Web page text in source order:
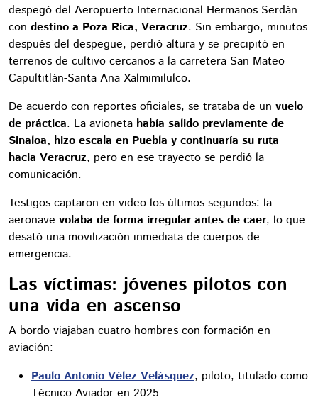
despegó del Aeropuerto Internacional Hermanos Serdán
con destino a Poza Rica, Veracruz. Sin embargo, minutos
después del despegue, perdió altura y se precipitó en
terrenos de cultivo cercanos a la carretera San Mateo
Capultitlán-Santa Ana Xalmimilulco.
De acuerdo con reportes oficiales, se trataba de un vuelo
de práctica. La avioneta había salido previamente de
Sinaloa, hizo escala en Puebla y continuaría su ruta
hacia Veracruz, pero en ese trayecto se perdió la
comunicación.
Testigos captaron en video los últimos segundos: la
aeronave volaba de forma irregular antes de caer, lo que
desató una movilización inmediata de cuerpos de
emergencia.
Las víctimas: jóvenes pilotos con
una vida en ascenso
A bordo viajaban cuatro hombres con formación en
aviación:
Paulo Antonio Vélez Velásquez, piloto, titulado como
Técnico Aviador en 2025